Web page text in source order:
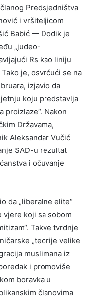
Predsjedništva
i vršiteljicom
Babić — Dodik je
„judeo-
Rs kao liniju
je, osvrćući se na
izjavio da
koju predstavlja
proizlaze“. Nakon
Državama,
Aleksandar Vučić
SAD-u rezultat
i očuvanje
da „liberalne elite“
vjere koji sa sobom
Takve tvrdnje
„teorije velike
muslimana iz
i promoviše
boravka u
članovima